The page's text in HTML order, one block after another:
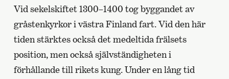
Vid sekelskiftet 1300–1400 tog byggandet av
gråstenkyrkor i västra Finland fart. Vid den här
tiden stärktes också det medeltida frälsets
position, men också självständigheten i
förhållande till rikets kung. Under en lång tid